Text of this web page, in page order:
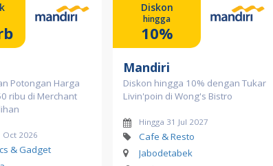
Potongan Harga
ribu di Merchant
Oct 2026
& Gadget
Diskon
hingga
10%
Mandiri
Diskon hingga 10% dengan Tukar
Livin'poin di Wong's Bistro
Hingga 31 Jul 2027
Cafe & Resto
Jabodetabek